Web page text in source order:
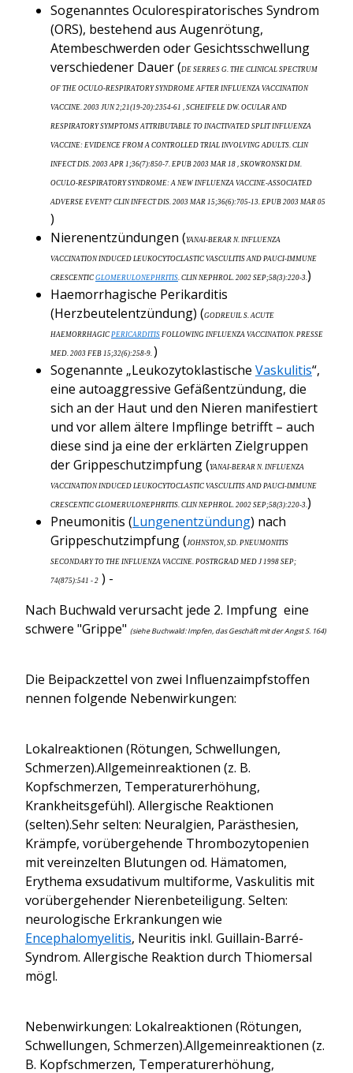
Sogenanntes Oculorespiratorisches Syndrom
(ORS), bestehend aus Augenrötung,
Atembeschwerden oder Gesichtsschwellung
verschiedener Dauer (DE SERRES G. THE CLINICAL SPECTRUM
OF THE OCULO-RESPIRATORY SYNDROME AFTER INFLUENZA VACCINATION
VACCINE. 2003 JUN 2;21(19-20):2354-61 SCHEIFELE DW. OCULAR AND
RESPIRATORY SYMPTOMS ATTRIBUTABLE TO INACTIVATED SPLIT INFLUENZA
VACCINE: EVIDENCE FROM A CONTROLLED TRIAL INVOLVING ADULTS. CLIN
INFECT DIS. 2003 APR 1;36(7):850-7. EPUB 2003 MAR 18 SKOWRONSKI DM.
OCULO-RESPIRATORY SYNDROME: A NEW INFLUENZA VACCINE-ASSOCIATED
ADVERSE EVENT? CLIN INFECT DIS. 2003 MAR 15;36(6):705-13. EPUB 2003 MAR 05
)
Nierenentzündungen (YANAI-BERAR N. INFLUENZA
VACCINATION INDUCED LEUKOCYTOCLASTIC VASCULITIS AND PAUCI-IMMUNE
CRESCENTIC GLOMERULONEPHRITIS . CLIN NEPHROL. 2002 SEP;58(3):220-3. )
Haemorrhagische Perikarditis
(Herzbeutelentzündung) (GODREUIL S. ACUTE
HAEMORRHAGIC PERICARDITIS FOLLOWING INFLUENZA VACCINATION. PRESSE
MED. 2003 FEB 15;32(6):258-9. )
Sogenannte „Leukozytoklastische Vaskulitis“,
eine autoaggressive Gefäßentzündung, die
sich an der Haut und den Nieren manifestiert
und vor allem ältere Impflinge betrifft – auch
diese sind ja eine der erklärten Zielgruppen
der Grippeschutzimpfung (YANAI-BERAR N. INFLUENZA
VACCINATION INDUCED LEUKOCYTOCLASTIC VASCULITIS AND PAUCI-IMMUNE
CRESCENTIC GLOMERULONEPHRITIS. CLIN NEPHROL. 2002 SEP;58(3):220-3. )
Pneumonitis (Lungenentzündung) nach
Grippeschutzimpfung ( JOHNSTON, SD. PNEUMONITIS
SECONDARY TO THE INFLUENZA VACCINE. POSTRGRAD MED J 1998 SEP;
74(875):541 - 2 ) -
Nach Buchwald verursacht jede 2. Impfung eine
schwere "Grippe" (siehe Buchwald: Impfen, das Geschäft mit der Angst S. 164)
Die Beipackzettel von zwei Influenzaimpfstoffen
nennen folgende Nebenwirkungen:
Lokalreaktionen (Rötungen, Schwellungen,
Schmerzen).Allgemeinreaktionen (z. B.
Kopfschmerzen, Temperaturerhöhung,
Krankheitsgefühl). Allergische Reaktionen
(selten).Sehr selten: Neuralgien, Parästhesien,
Krämpfe, vorübergehende Thrombozytopenien
mit vereinzelten Blutungen od. Hämatomen,
Erythema exsudativum multiforme, Vaskulitis mit
vorübergehender Nierenbeteiligung. Selten:
neurologische Erkrankungen wie
Encephalomyelitis, Neuritis inkl. Guillain-Barré-
Syndrom. Allergische Reaktion durch Thiomersal
mögl.
Nebenwirkungen: Lokalreaktionen (Rötungen,
Schwellungen, Schmerzen).Allgemeinreaktionen (z.
B. Kopfschmerzen, Temperaturerhöhung,